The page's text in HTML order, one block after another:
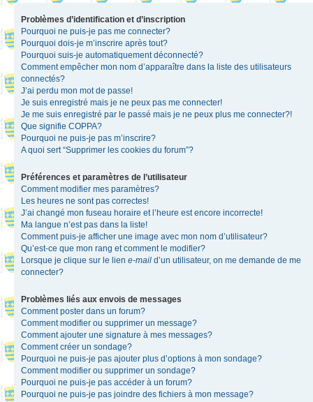
Problèmes d’identification et d’inscription
Pourquoi ne puis-je pas me connecter?
Pourquoi dois-je m’inscrire après tout?
Pourquoi suis-je automatiquement déconnecté?
Comment empêcher mon nom d’apparaître dans la liste des utilisateurs
connectés?
J’ai perdu mon mot de passe!
Je suis enregistré mais je ne peux pas me connecter!
Je me suis enregistré par le passé mais je ne peux plus me connecter?!
Que signifie COPPA?
Pourquoi ne puis-je pas m’inscrire?
A quoi sert “Supprimer les cookies du forum”?
Préférences et paramètres de l’utilisateur
Comment modifier mes paramètres?
Les heures ne sont pas correctes!
J’ai changé mon fuseau horaire et l’heure est encore incorrecte!
Ma langue n’est pas dans la liste!
Comment puis-je afficher une image avec mon nom d’utilisateur?
Qu’est-ce que mon rang et comment le modifier?
Lorsque je clique sur le lien e-mail d’un utilisateur, on me demande de me
connecter?
Problèmes liés aux envois de messages
Comment poster dans un forum?
Comment modifier ou supprimer un message?
Comment ajouter une signature à mes messages?
Comment créer un sondage?
Pourquoi ne puis-je pas ajouter plus d’options à mon sondage?
Comment modifier ou supprimer un sondage?
Pourquoi ne puis-je pas accéder à un forum?
Pourquoi ne puis-je pas joindre des fichiers à mon message?